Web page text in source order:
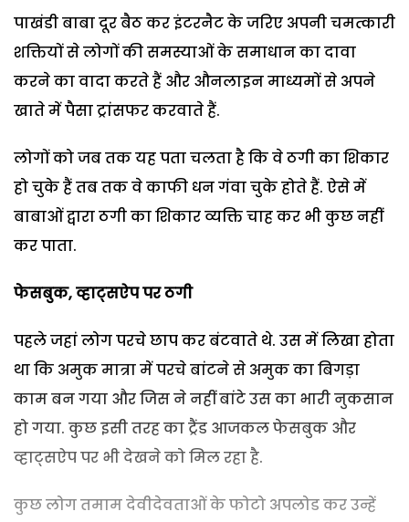
पाखंडी बाबा दूर बैठ कर इंटरनैट के जरिए अपनी चमत्कारी
शक्तियों से लोगों की समस्याओं के समाधान का दावा
करने का वादा करते हैं और औनलाइन माध्यमों से अपने
खाते में पैसा ट्रांसफर करवाते हैं.
लोगों को जब तक यह पता चलता है कि वे ठगी का शिकार
हो चुके हैं तब तक वे काफी धन गंवा चुके होते हैं. ऐसे में
बाबाओं द्वारा ठगी का शिकार व्यक्ति चाह कर भी कुछ नहीं
कर पाता.
फेसबुक, व्हाट्सऐप पर ठगी
पहले जहां लोग परचे छाप कर बंटवाते थे. उस में लिखा होता
था कि अमुक मात्रा में परचे बांटने से अमुक का बिगड़ा
काम बन गया और जिस ने नहीं बांटे उस का भारी नुकसान
हो गया. कुछ इसी तरह का ट्रैंड आजकल फेसबुक और
व्हाट्सऐप पर भी देखने को मिल रहा है.
कुछ लोग तमाम देवीदेवताओं के फोटो अपलोड कर उन्हें